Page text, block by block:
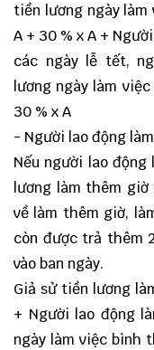
tiền lương ngày
A + 30 % x A +
các ngày lễ tết,
lương ngày làm
30 % x A
- Người lao động
Nếu người lao
lương làm thêm
về làm thêm giờ,
còn được trả thêm
vào ban ngày.
Giả sử tiền lương
+ Người lao động
ngày làm việc bình